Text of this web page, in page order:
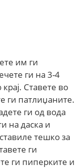
им ги
ги на 3-4
Ставете во
ги патлиџаните.
ги од вода
на даска и
тешкo за
ги
ги пиперките и